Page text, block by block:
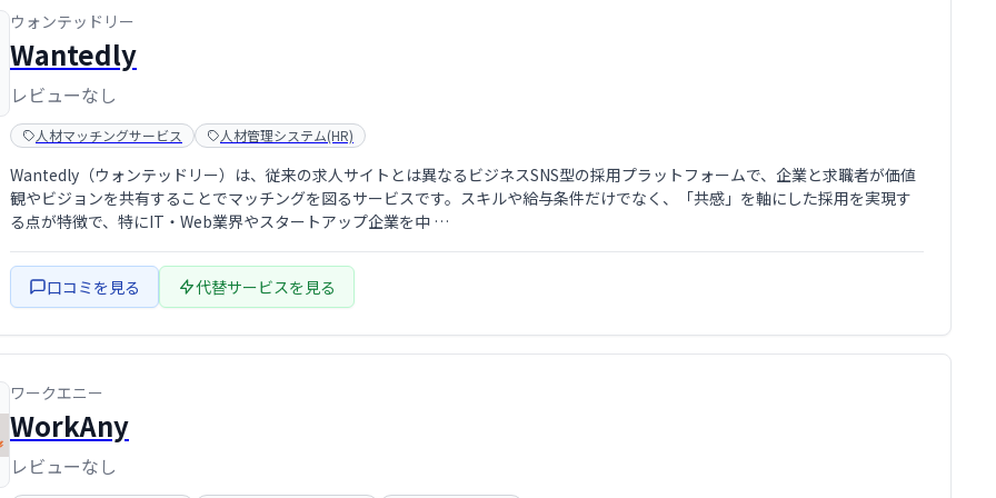
ウォンテッドリー
Wantedly
レビューなし
人材マッチングサービス 人材管理システム(HR)
Wantedly（ウォンテッドリー）は、従来の求人サイトとは異なるビジネスSNS型の採用プラットフォームで、企業と求職者が価値
観やビジョンを共有することでマッチングを図るサービスです。スキルや給与条件だけでなく、「共感」を軸にした採用を実現す
る点が特徴で、特にIT・Web業界やスタートアップ企業を中 …
口コミを見る 代替サービスを見る
ワークエニー
WorkAny
レビューなし